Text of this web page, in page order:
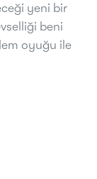
yeni bir
beni
oyuğu ile